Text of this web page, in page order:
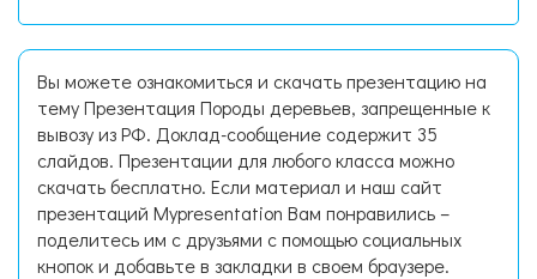
Вы можете ознакомиться и скачать презентацию на
тему Презентация Породы деревьев, запрещенные к
вывозу из РФ. Доклад-сообщение содержит 35
слайдов. Презентации для любого класса можно
скачать бесплатно. Если материал и наш сайт
презентаций Mypresentation Вам понравились –
поделитесь им с друзьями с помощью социальных
кнопок и добавьте в закладки в своем браузере.